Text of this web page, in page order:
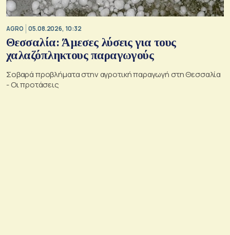
AGRO 05.08.2026, 10:32
Θεσσαλία: Άμεσες λύσεις για τους
χαλαζόπληκτους παραγωγούς
Σοβαρά προβλήματα στην αγροτική παραγωγή στη Θεσσαλία
- Οι προτάσεις